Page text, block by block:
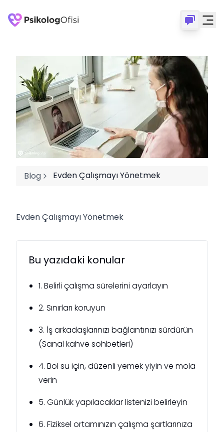
Blog Evden Çalışmayı Yönetmek
Evden Çalışmayı Yönetmek
Bu yazıdaki konular
1. Belirli çalışma sürelerini ayarlayın
2. Sınırları koruyun
3. İş arkadaşlarınızı bağlantınızı sürdürün
(Sanal kahve sohbetleri)
4. Bol su için, düzenli yemek yiyin ve mola
verin
5. Günlük yapılacaklar listenizi belirleyin
6. Fiziksel ortamınızın çalışma şartlarınıza